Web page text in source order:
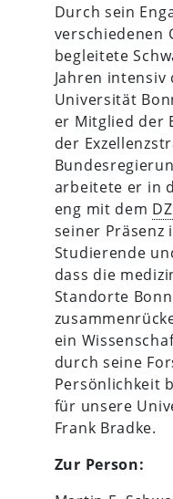
Durch sein
verschiedenen
begleitete
Jahren
Universität
er Mitglied der
der
arbeitete er in
eng mit dem
seiner
Studierende
dass die
Standorte
ein
durch seine
Persönlichkeit
für unsere
Frank Bradke.
Zur Person: